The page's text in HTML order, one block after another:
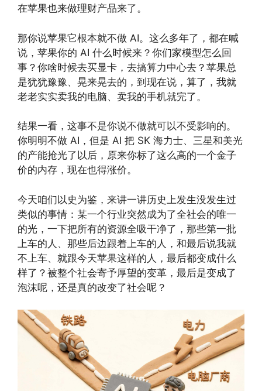
在苹果也来做理财产品来了。
那你说苹果它根本就不做 AI。这么多年了，都在喊
说，苹果你的 AI 什么时候来？你们家模型怎么回
事？你啥时候去买显卡，去搞算力中心去？苹果总
是犹犹豫豫、晃来晃去的，到现在说，算了，我就
老老实实卖我的电脑、卖我的手机就完了。
结果一看，这事不是你说不做就可以不受影响的。
你明明不做 AI，但是 AI 把 SK 海力士、三星和美光
的产能抢光了以后，原来你标了这么高的一个金子
价的内存，现在也得涨价。
今天咱们以史为鉴，来讲一讲历史上发生没发生过
类似的事情：某一个行业突然成为了全社会的唯一
的光，一下把所有的资源全吸干净了，那些第一批
上车的人、那些后边跟着上车的人，和最后说我就
不上车、就跟今天苹果这样的人，最后都变成什么
样了？被整个社会寄予厚望的变革，最后是变成了
泡沫呢，还是真的改变了社会呢？